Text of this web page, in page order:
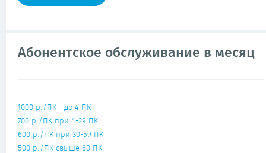
Абонентское обслуживание в месяц
1000 р./ПК - до 4 ПК
700 р./ПК при 4-29 ПК
600 р./ПК при 30-59 ПК
500 р./ПК свыше 60 ПК